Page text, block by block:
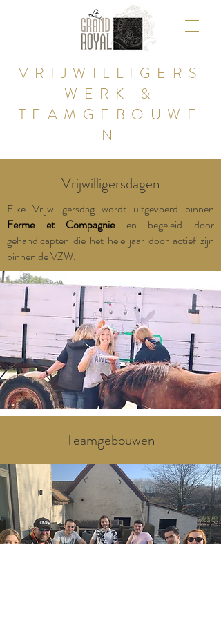
VRIJWILLIGERS
WERK &
TEAMGEBOUWE
N
Vrijwilligersdagen
Elke Vrijwilligersdag wordt uitgevoerd binnen
Ferme et Compagnie
en begeleid door
gehandicapten die het hele jaar door actief zijn
binnen de VZW.
Teamgebouwen